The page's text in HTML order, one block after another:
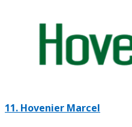
11. Hovenier Marcel